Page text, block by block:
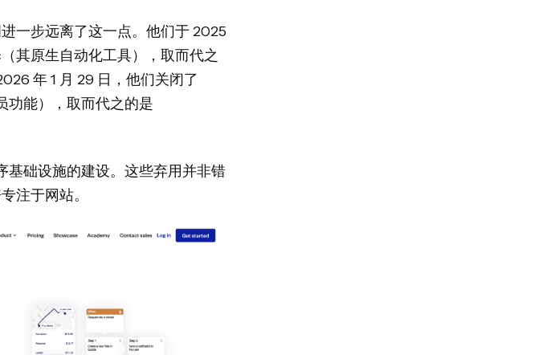
一步远离了这一点。他们于 2025
其原生自动化工具），取而代之
年 1 月 29 日，他们关闭了
功能），取而代之的是
础设施的建设。这些弃用并非错
注于网站。